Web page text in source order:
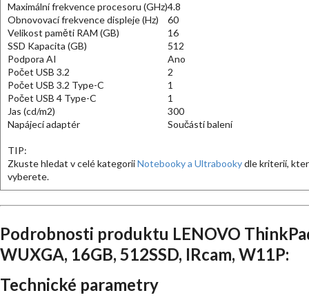
Maximální frekvence procesoru (GHz)4.8
Obnovovací frekvence displeje (Hz)
60
Velikost paměti RAM (GB)
16
SSD Kapacita (GB)
512
Podpora AI
Ano
Počet USB 3.2
2
Počet USB 3.2 Type-C
1
Počet USB 4 Type-C
1
Jas (cd/m2)
300
Napájecí adaptér
Součástí balení
TIP:
Zkuste hledat v celé kategoriiNotebooky a Ultrabookydle kriterií,
vyberete.
Podrobnosti produktu LENOVO
WUXGA, 16GB, 512SSD, IRcam, W11P:
Technické parametry